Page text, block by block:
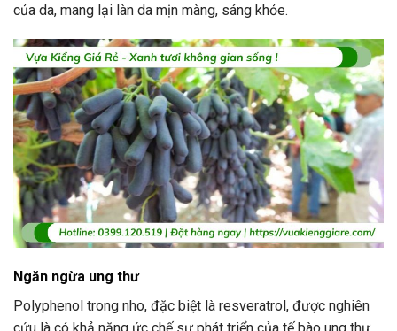
của da, mang lại làn da mịn màng, sáng khỏe.
Ngăn ngừa ung thư
Polyphenol trong nho, đặc biệt là resveratrol, được nghiên